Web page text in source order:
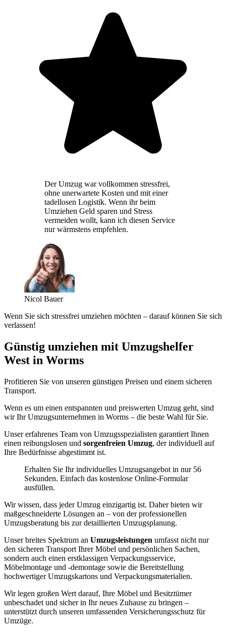
Der Umzug war vollkommen stressfrei,
ohne unerwartete Kosten und mit einer
tadellosen Logistik. Wenn ihr beim
Umziehen Geld sparen und Stress
vermeiden wollt, kann ich diesen Service
nur wärmstens empfehlen.
Nicol Bauer
Wenn Sie sich stressfrei umziehen möchten – darauf können Sie sich
verlassen!
Günstig umziehen mit Umzugshelfer
West in Worms
Profitieren Sie von unseren günstigen Preisen und einem sicheren
Transport.
Wenn es um einen entspannten und preiswerten Umzug geht, sind
wir Ihr Umzugsunternehmen in Worms – die beste Wahl für Sie.
Unser erfahrenes Team von Umzugsspezialisten garantiert Ihnen
einen reibungslosen und sorgenfreien Umzug, der individuell auf
Ihre Bedürfnisse abgestimmt ist.
Erhalten Sie Ihr individuelles Umzugsangebot in nur 56
Sekunden. Einfach das kostenlose Online-Formular
ausfüllen.
Wir wissen, dass jeder Umzug einzigartig ist. Daher bieten wir
maßgeschneiderte Lösungen an – von der professionellen
Umzugsberatung bis zur detaillierten Umzugsplanung.
Unser breites Spektrum an Umzugsleistungen umfasst nicht nur
den sicheren Transport Ihrer Möbel und persönlichen Sachen,
sondern auch einen erstklassigen Verpackungsservice,
Möbelmontage und -demontage sowie die Bereitstellung
hochwertiger Umzugskartons und Verpackungsmaterialien.
Wir legen großen Wert darauf, Ihre Möbel und Besitztümer
unbeschadet und sicher in Ihr neues Zuhause zu bringen –
unterstützt durch unseren umfassenden Versicherungsschutz für
Umzüge.